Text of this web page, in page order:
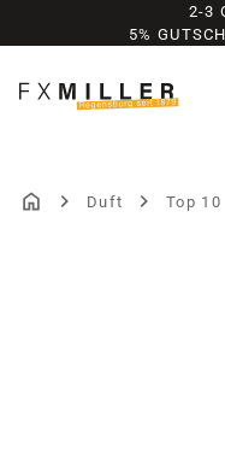
Zum Hauptinhalt
2-3
5%
Duft Top 10